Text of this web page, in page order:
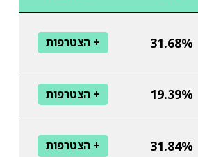
31.68% + הצטרפות
19.39% + הצטרפות
31.84% + הצטרפות